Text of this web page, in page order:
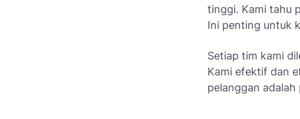
tinggi. Kami tahu
Ini penting untuk
Setiap tim kami
Kami efektif dan
pelanggan